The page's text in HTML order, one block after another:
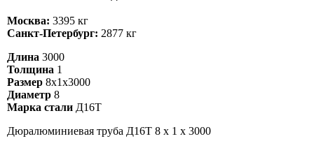
Москва: 3395 кг
Санкт-Петербург: 2877 кг
Длина 3000
Толщина 1
Размер 8х1х3000
Диаметр 8
Марка стали Д16Т
Дюралюминиевая труба Д16Т 8 х 1 х 3000